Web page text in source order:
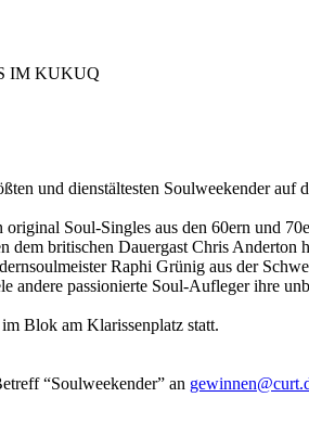
IM KUKUQ
und dienstältesten Soulweekender
Soul-Singles aus den 60ern und
dem britischen Dauergast Chris
Raphi Grünig aus der
andere passionierte Soul-Aufleger ihre
Blok am Klarissenplatz statt.
“Soulweekender” an